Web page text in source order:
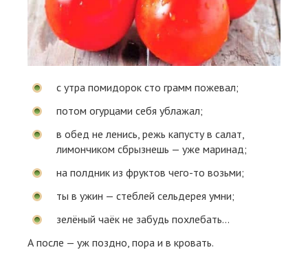
с утра помидорок сто грамм пожевал;
потом огурцами себя ублажал;
в обед не ленись, режь капусту в салат,
лимончиком сбрызнешь — уже маринад;
на полдник из фруктов чего-то возьми;
ты в ужин — стеблей сельдерея умни;
зелёный чаёк не забудь похлебать...
А после — уж поздно, пора и в кровать.